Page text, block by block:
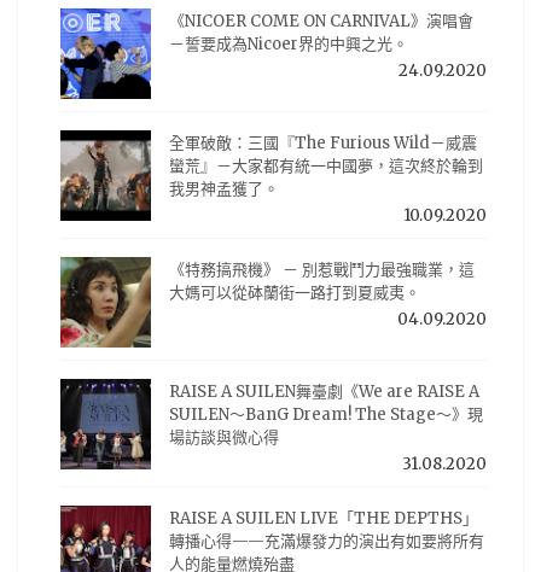
《NICOER COME ON CARNIVAL》演唱會
－誓要成為Nicoer界的中興之光。
24.09.2020
全軍破敵：三國『The Furious Wild－威震
蠻荒』－大家都有統一中國夢，這次終於輪到
我男神孟獲了。
10.09.2020
《特務搞飛機》 － 別惹戰鬥力最強職業，這
大媽可以從砵蘭街一路打到夏威夷。
04.09.2020
RAISE A SUILEN舞臺劇《We are RAISE A
SUILEN～BanG Dream! The Stage～》現
場訪談與微心得
31.08.2020
RAISE A SUILEN LIVE「THE DEPTHS」
轉播心得——充滿爆發力的演出有如要將所有
人的能量燃燒殆盡